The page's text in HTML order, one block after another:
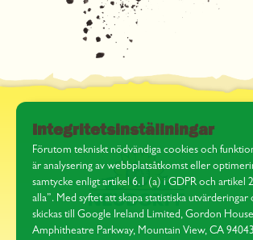
Integritetsinställningar
Förutom tekniskt nödvändiga cookies och
är analysering av webbplatsåtkomst eller
samtycke enligt artikel 6.1 (a) i GDPR och artikel
alla”. Med syftet att skapa statistiska
skickas till Google Ireland Limited, Gordon
Amphitheatre Parkway, Mountain View, CA